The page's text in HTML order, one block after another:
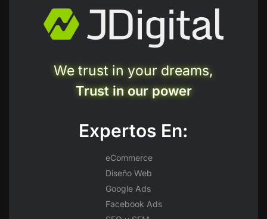
We trust in your dreams,
Trust in our power
Expertos En:
eCommerce
Diseño Web
Google Ads
Facebook Ads